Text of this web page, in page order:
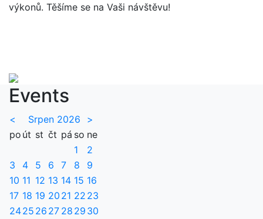
výkonů. Těšíme se na Vaši návštěvu!
Events
< Srpen 2026
>
po út st čt pá so ne
1
2
3
4 5 6 7 8
9
10 11 12 13 14 15 16
17 18 19 20 21 22 23
2425 26 27 28 29 30